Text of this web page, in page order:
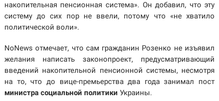
накопительная пенсионная система». Он добавил, что эту
систему до сих пор не ввели, потому что «не хватило
политической воли».
NoNews отмечает, что сам гражданин Розенко не изъявил
желания написать законопроект, предусматривающий
введений накопительной пенсионной системы, несмотря
на то, что до вице-премьерства два года занимал пост
министра социальной политики Украины.